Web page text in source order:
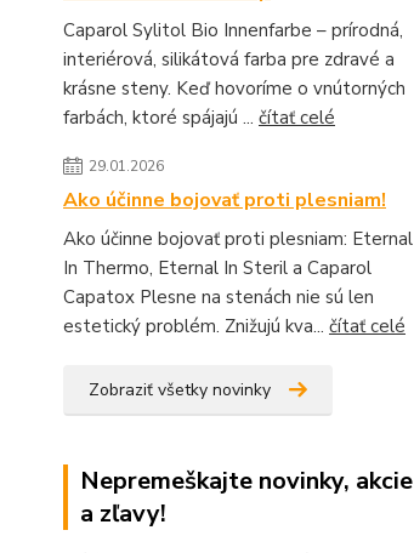
Caparol Sylitol Bio Innenfarbe – prírodná,
interiérová, silikátová farba pre zdravé a
krásne steny. Keď hovoríme o vnútorných
farbách, ktoré spájajú ... čítať celé
29.01.2026
Ako účinne bojovať proti plesniam!
Ako účinne bojovať proti plesniam: Eternal
In Thermo, Eternal In Steril a Caparol
Capatox Plesne na stenách nie sú len
estetický problém. Znižujú kva... čítať celé
Zobraziť všetky novinky
Nepremeškajte novinky, akcie
a zľavy!